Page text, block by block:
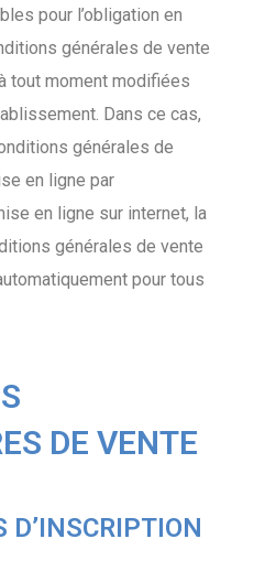
pour l’obligation en
générales de vente
tout moment modifiées
Dans ce cas,
générales de
en ligne par
en ligne sur internet, la
générales de vente
pour tous
DE VENTE